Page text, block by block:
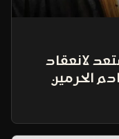
لانعقاد
الحرمين